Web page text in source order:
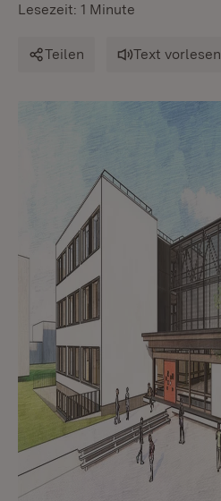
Lesezeit: 1 Minute
Teilen Text vorlesen